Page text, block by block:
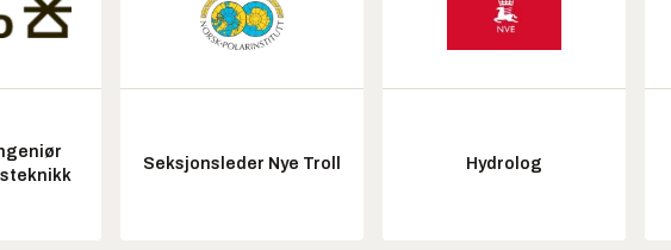
Seksjonsleder Nye Troll Hydrolog